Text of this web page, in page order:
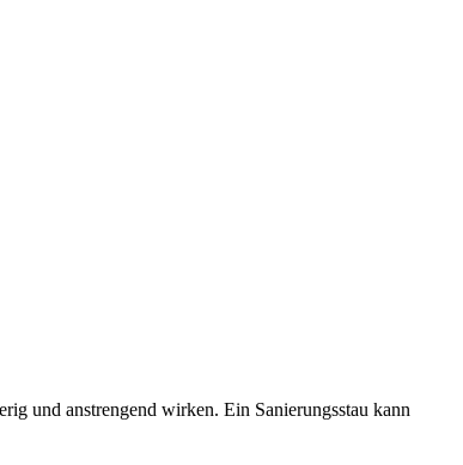
und anstrengend wirken. Ein Sanierungsstau kann